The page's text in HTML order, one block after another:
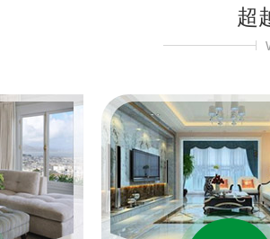
超